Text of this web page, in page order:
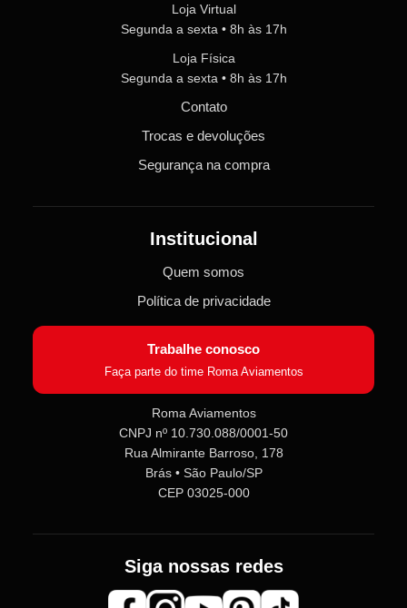
Loja Virtual
Segunda a sexta • 8h às 17h
Loja Física
Segunda a sexta • 8h às 17h
Contato
Trocas e devoluções
Segurança na compra
Institucional
Quem somos
Política de privacidade
Trabalhe conosco
Faça parte do time Roma Aviamentos
Roma Aviamentos
CNPJ nº 10.730.088/0001-50
Rua Almirante Barroso, 178
Brás • São Paulo/SP
CEP 03025-000
Siga nossas redes